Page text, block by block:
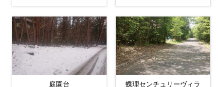
庭園台
蝶理センチュリーヴィラ